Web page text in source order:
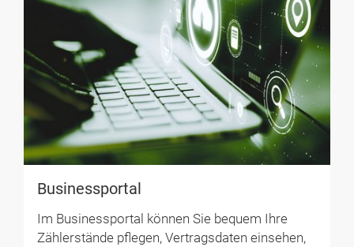
Businessportal
Im Businessportal können Sie bequem Ihre
Zählerstände pflegen, Vertragsdaten einsehen,